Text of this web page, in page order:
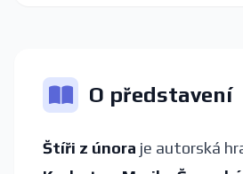
O představení
Štíři z února je autorská